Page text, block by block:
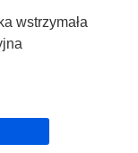
wstrzymała